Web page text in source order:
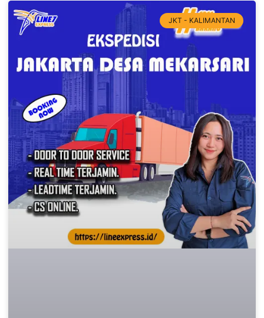
JKT - KALIMANTAN